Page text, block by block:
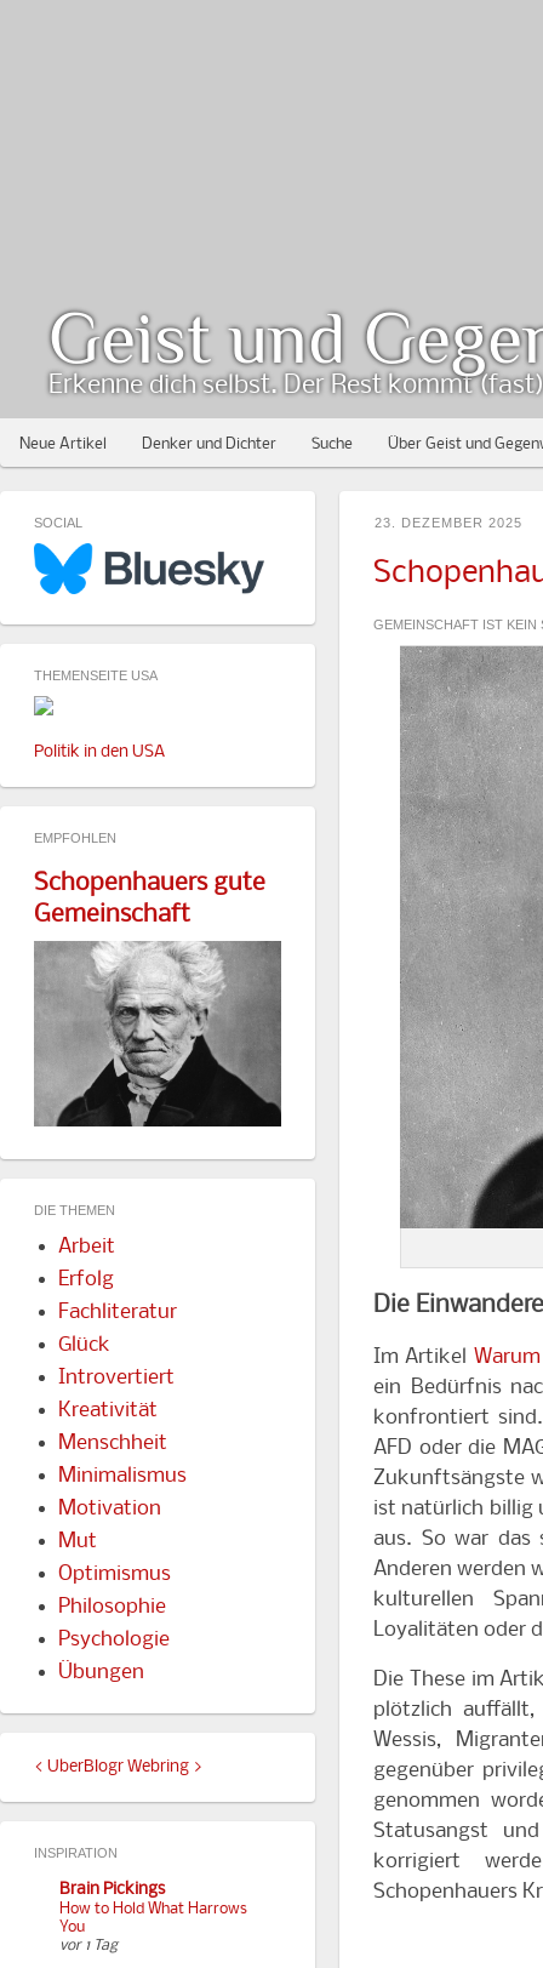
Neue Artikel Denker und Dichter Suche Über Geist und
Geist und
Erkenne dich selbst. Der Rest kommt
23. DEZEMBER 2025
GEMEINSCHAFT IST
Die
Im Artikel
ein Bedürfnis
konfrontiert
AFD oder die
Zukunftsängste
ist natürlich billig
aus. So war das
Anderen werden
kulturellen
Loyalitäten oder
Die These im
plötzlich auffällt,
Wessis,
gegenüber
genommen
Statusangst
korrigiert
Schopenhauers
SOCIAL
THEMENSEITE USA
Politik in den USA
EMPFOHLEN
Schopenhauers gute
Gemeinschaft
DIE THEMEN
Arbeit
Erfolg
Fachliteratur
Glück
Introvertiert
Kreativität
Menschheit
Minimalismus
Motivation
Mut
Optimismus
Philosophie
Psychologie
Übungen
< UberBlogr Webring >
INSPIRATION
Brain Pickings
How to Hold What Harrows
You
vor 1 Tag